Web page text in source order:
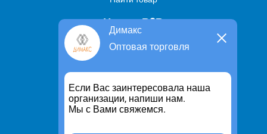
Димакс
Оптовая торговля
Если Вас заинтересовала наша
организации, напиши нам.
Мы с Вами свяжемся.
Услуги В2В
Найти услугу
Предложить свою услугу
Дропшиппинг
Транспортные услуги
Информация